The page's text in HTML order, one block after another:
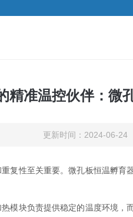
精准温控伙伴：微
更新时间：2024-06-
性至关重要。微孔板恒温孵育
块负责提供稳定的温度环境，